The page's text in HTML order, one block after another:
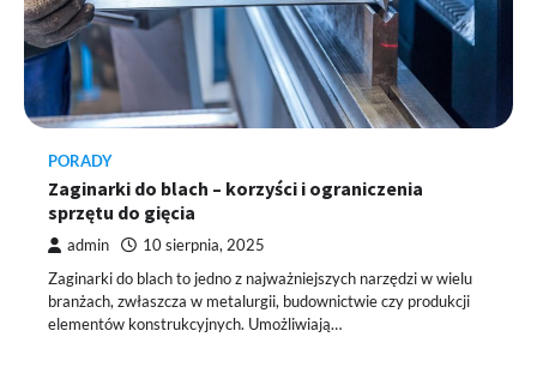
PORADY
Zaginarki do blach – korzyści i ograniczenia
sprzętu do gięcia
admin 10 sierpnia, 2025
Zaginarki do blach to jedno z najważniejszych narzędzi w wielu
branżach, zwłaszcza w metalurgii, budownictwie czy produkcji
elementów konstrukcyjnych. Umożliwiają…